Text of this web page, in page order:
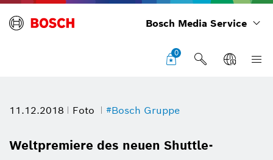
Bosch Media Service
0
11.12.2018 Foto #Bosch Gruppe
Weltpremiere des neuen Shuttle-